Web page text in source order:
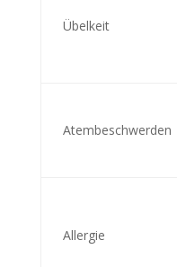
Übelkeit
Atembeschwerden
Allergie